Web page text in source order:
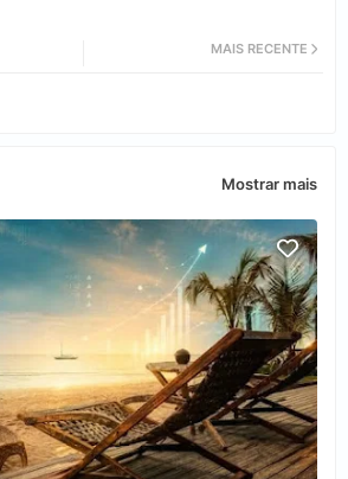
MAIS RECENTE
Mostrar mais